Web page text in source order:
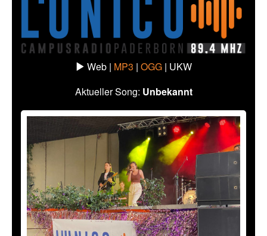
Web | MP3 | OGG | UKW
Aktueller Song: Unbekannt